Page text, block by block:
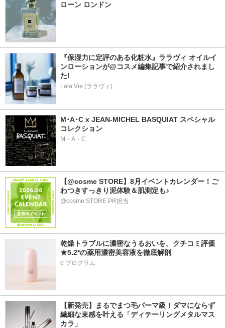
ローン ロンドン
『保湿力に定評のある化粧水』ララヴィ オイルイ
ンローションが@コスメ編集記事で紹介されまし
た!
Lala Vie (ララヴィ)
M･A･C x JEAN-MICHEL BASQUIAT スペシャル
コレクション
M・A・C
【@cosme STORE】8月イベントカレンダー！ご
わつきすっきり泥体験＆肌測定も♪
@cosme STORE PR担当
乾燥トラブルに濃密なうるおいを。クチコミ評価
★5.2*の薬用濃密美容液を徹底解剖
d プログラム
【新発売】まるでまつ毛パーマ級！ダマにならず
繊細な束感を叶える「ディテーリングメタルマス
カラ」